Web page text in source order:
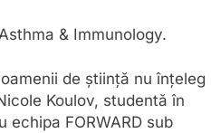
& Immunology.
de știință nu înțeleg
Koulov, studentă în
FORWARD sub